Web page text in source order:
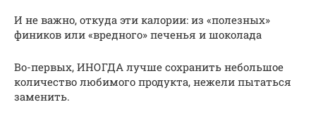
И не важно, откуда эти калории: из «полезных»
фиников или «вредного» печенья и шоколада
Во-первых, ИНОГДА лучше сохранить небольшое
количество любимого продукта, нежели пытаться
заменить.